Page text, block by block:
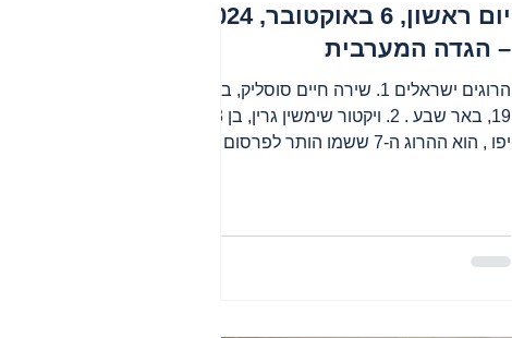
יום ראשון, 6 באוקטובר, 2024
– הגדה המערבית
הרוגים ישראלים 1. שירה חיים סוסליק, בת
יפו , הוא ההרוג ה-7 ששמו הותר לפרסום